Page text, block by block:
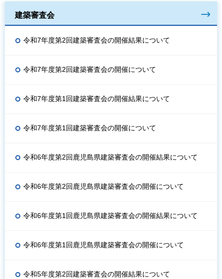
建築審査会
令和7年度第2回建築審査会の開催結果について
令和7年度第2回建築審査会の開催について
令和7年度第1回建築審査会の開催結果について
令和7年度第1回建築審査会の開催について
令和6年度第2回鹿児島県建築審査会の開催結果について
令和6年度第2回鹿児島県建築審査会の開催について
令和6年度第1回鹿児島県建築審査会の開催結果について
令和6年度第1回鹿児島県建築審査会の開催について
令和5年度第2回建築審査会の開催結果について